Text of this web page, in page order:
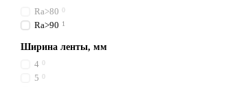
Ra>80 0
Ra>90 1
Ширина ленты, мм
4 0
5 0